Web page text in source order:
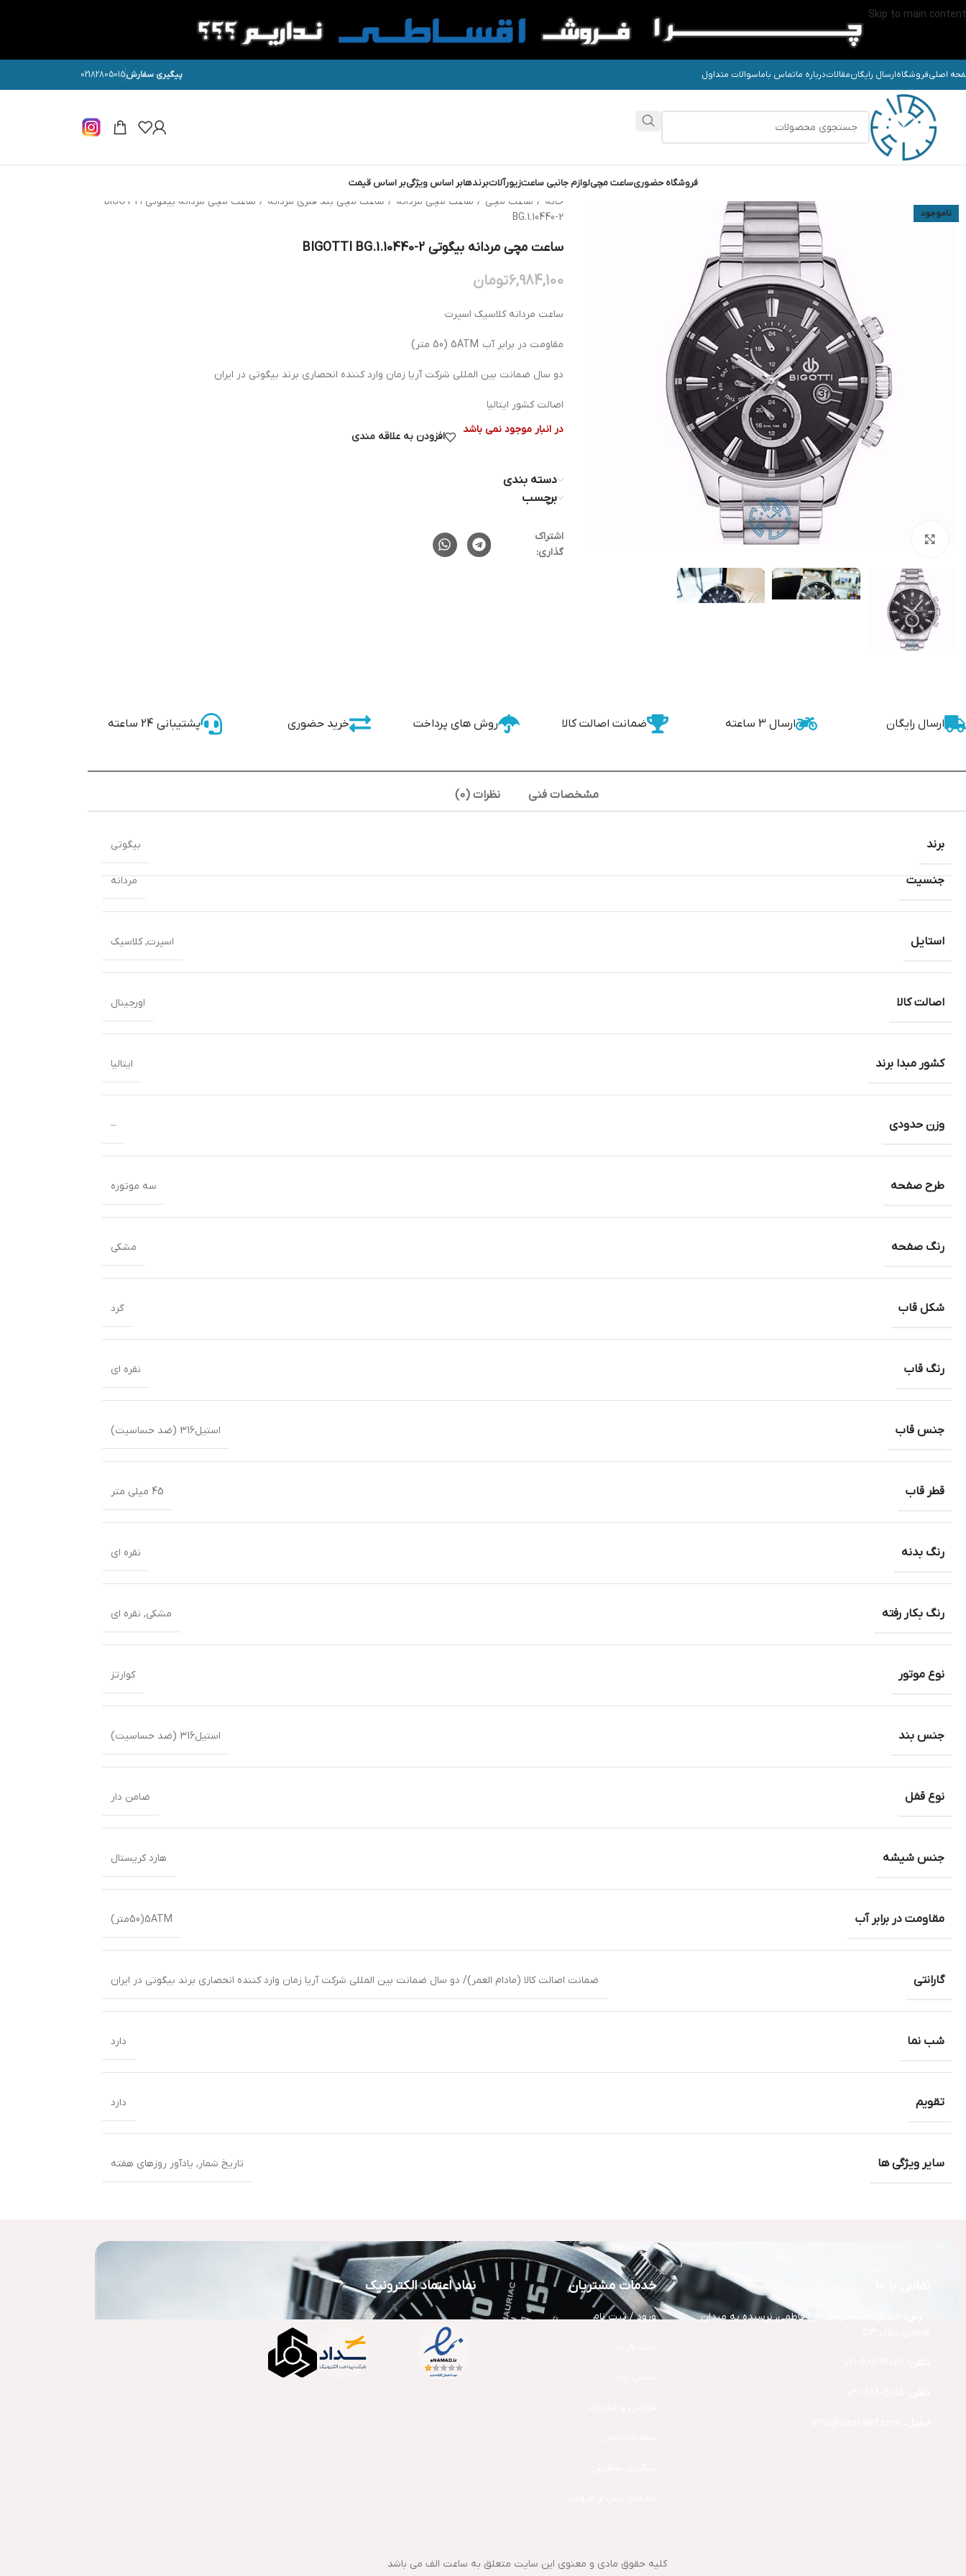
Skip to main content
اصلیفروشگاهارسال رایگانمقالاتدرباره ماتماس باماسوالات متداول پیگیری سفارش02182805015
فروشگاه حضوریساعت مچیلوازم جانبی ساعتزیورآلاتبرندهابر اساس ویژگیبر اساس قیمت
ناموجود
خانه / ساعت مچی / ساعت مچی مردانه / ساعت مچی بند فلزی مردانه /
ساعت مچی مردانه بیگوتی BIGOTTI
BG.1.10440-2
ساعت مچی مردانه بیگوتی BIGOTTI BG.1.10440-2
6,984,100تومان
ساعت مردانه کلاسیک اسپرت
مقاومت در برابر آب 5ATM (50 متر)
دو سال ضمانت بین المللی شرکت آریا زمان وارد کننده انحصاری برند بیگوتی در ایران
اصالت کشور ایتالیا
در انبار موجود نمی باشد
افزودن به علاقه مندی
دسته بندی
برچسب
اشتراک
گذاری:
ارسال رایگان ارسال 3 ساعته ضمانت اصالت کالا روش های پرداخت خرید حضوری پشتیبانی 24 ساعته
مشخصات فنی نظرات (0)
جنسیت مردانه
استایل اسپرت,کلاسیک
اصالت کالا اورجینال
کشور مبدا برند ایتالیا
وزن حدودی –
طرح صفحه سه موتوره
رنگ صفحه مشکی
شکل قاب گرد
رنگ قاب نقره ای
جنس قاب استیل316 (ضد حساسیت)
قطر قاب 45 میلی متر
رنگ بدنه نقره ای
رنگ بکار رفته مشکی, نقره ای
نوع موتور کوارتز
جنس بند استیل316 (ضد حساسیت)
نوع قفل ضامن دار
جنس شیشه هارد کریستال
مقاومت در برابر آب 5ATM(50متر)
گارانتی ضمانت اصالت کالا (مادام العمر)/ دو سال ضمانت بین المللی شرکت آریا زمان وارد کننده انحصاری برند بیگوتی در ایران
شب نما دارد
تقویم دارد
سایر ویژگی ها تاریخ شمار, یادآور روزهای هفته
برند بیگوتی
خیابان ولیعصر، خیابان فاطمی، نرسیده به میدان
خدمات مشتریان
ورود / ثبت نام
نماد اعتماد الکترونیک
کلیه حقوق مادی و معنوی این سایت متعلق به ساعت الف می باشد